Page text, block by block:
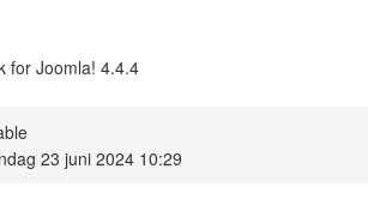
for Joomla! 4.4.4
23 juni 2024 10:29